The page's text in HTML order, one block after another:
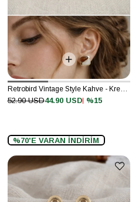
Retrobird Vintage Style Kahve - Krem Tasarım Küpe
%15
44.90 USD
52.90 USD
%70'E VARAN İNDİRİM